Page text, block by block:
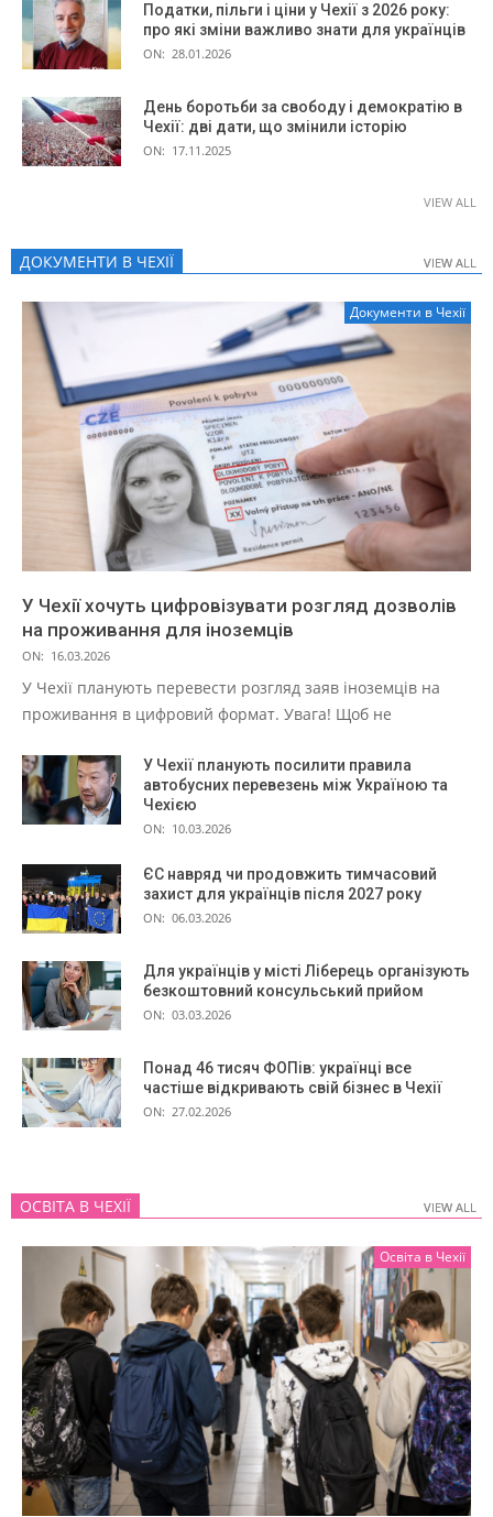
Податки, пільги і ціни у Чехії з 2026 року:
про які зміни важливо знати для українців
ON: 28.01.2026
День боротьби за свободу і демократію в
Чехії: дві дати, що змінили історію
ON: 17.11.2025
VIEW ALL
ДОКУМЕНТИ В ЧЕХІЇ VIEW ALL
Документи в Чехії
У Чехії хочуть цифровізувати розгляд дозволів
на проживання для іноземців
ON: 16.03.2026
У Чехії планують перевести розгляд заяв іноземців на
проживання в цифровий формат. Увага! Щоб не
У Чехії планують посилити правила
автобусних перевезень між Україною та
Чехією
ON: 10.03.2026
ЄС навряд чи продовжить тимчасовий
захист для українців після 2027 року
ON: 06.03.2026
Для українців у місті Ліберець організують
безкоштовний консульський прийом
ON: 03.03.2026
Понад 46 тисяч ФОПів: українці все
частіше відкривають свій бізнес в Чехії
ON: 27.02.2026
VIEW ALL
ОСВІТА В ЧЕХІЇ VIEW ALL
Освіта в Чехії
VIEW ALL